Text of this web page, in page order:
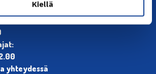
Kiellä
Nurmen tie 1, 00250 Helsinki
yhteydessä